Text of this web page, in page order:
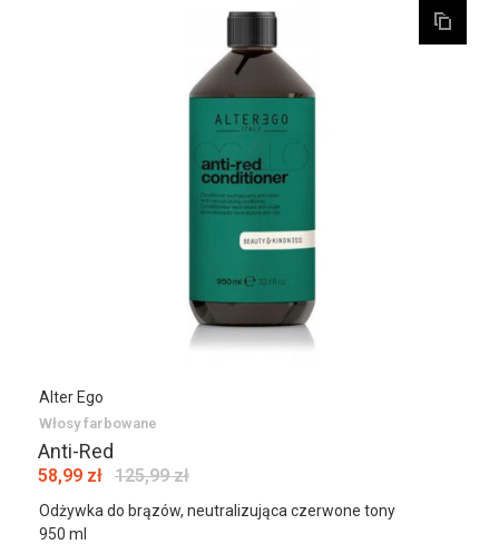
Alter Ego
Włosy farbowane
Anti-Red
58,99 zł 125,99 zł
Odżywka do brązów, neutralizująca czerwone tony
950 ml